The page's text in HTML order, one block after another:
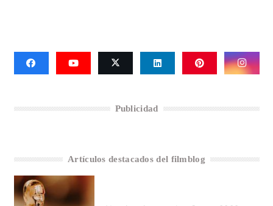
Publicidad
Artículos destacados del filmblog